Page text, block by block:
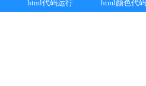
html代码运行
html颜色代码